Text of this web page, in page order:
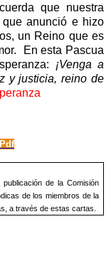
que nuestra
anunció e hizo
un Reino que es
En esta Pascua
¡Venga a
y justicia, reino de
de la Comisión
de los miembros de la
a través de estas cartas.